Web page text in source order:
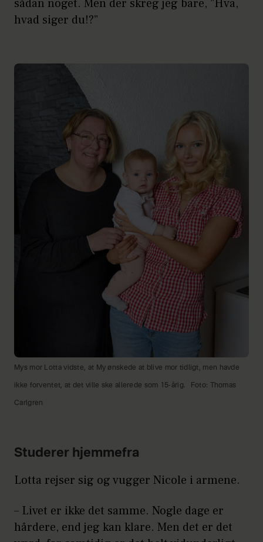
sådan noget. Men der skreg jeg bare, ”Hva,
hvad siger du!?”
Mys mor Lotta vidste, at My ønskede at blive mor tidligt, men havde
ikke forventet, at det ville ske allerede som 15-årig. Foto: Thomas
Carlgren
Studerer hjemmefra
Lotta rejser sig og vugger Nicole i armene.
– Livet er ikke det samme. Nogle dage er
hårdere, end jeg kan klare. Men det er det